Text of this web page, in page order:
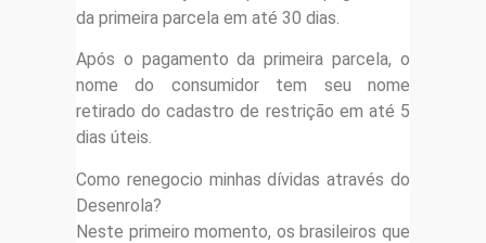
da primeira parcela em até 30 dias.
Após o pagamento da primeira parcela, o
nome do consumidor tem seu nome
retirado do cadastro de restrição em até 5
dias úteis.
Como renegocio minhas dívidas através do
Desenrola?
Neste primeiro momento, os brasileiros que